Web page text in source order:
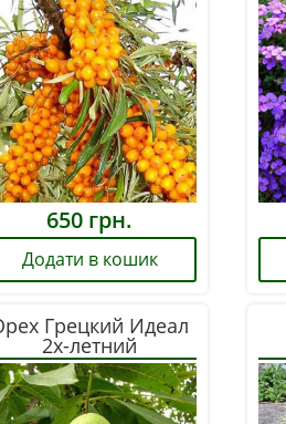
650 грн.
Додати в кошик
Грецкий Идеал
2х-летний